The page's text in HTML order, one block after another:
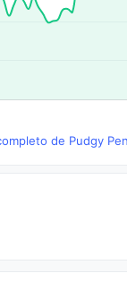
de Pudgy